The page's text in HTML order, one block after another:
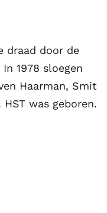
draad door de
1978 sloegen
Haarman, Smit
was geboren.